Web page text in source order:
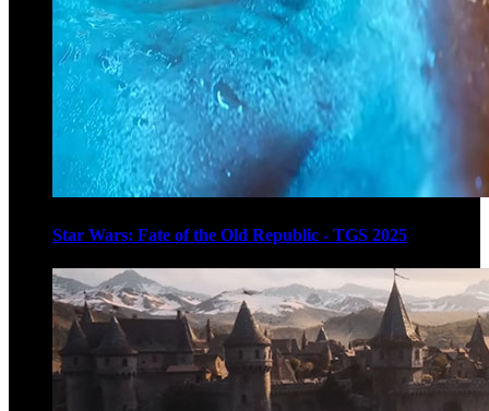
Star Wars: Fate of the Old Republic - TGS 2025